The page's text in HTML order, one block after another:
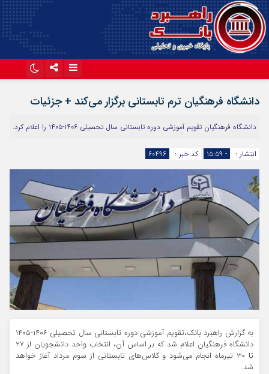
دانشگاه فرهنگیان ترم تابستانی برگزار می‌کند + جزئیات
دانشگاه فرهنگیان تقویم آموزشی دوره تابستانی سال تحصیلی ۱۴۰۶-۱۴۰۵ را اعلام کرد.
انتشار : - ۱۵:۵۹ کد خبر : 60496
به گزارش راهبرد بانک،تقویم آموزشی دوره تابستانی سال تحصیلی ۱۴۰۶-۱۴۰۵
دانشگاه فرهنگیان اعلام شد که بر اساس آن، انتخاب واحد دانشجویان از ۲۷
تا ۳۰ تیرماه انجام می‌شود و کلاس‌های تابستانی از سوم مرداد آغاز خواهد
شد.